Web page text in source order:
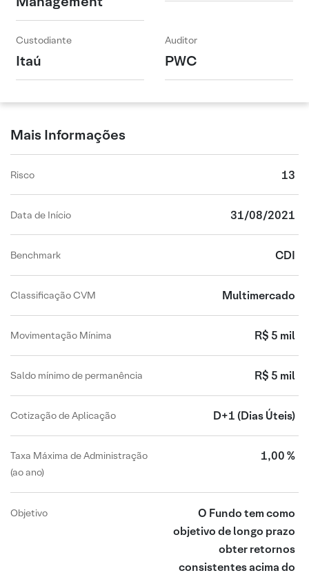
Custodiante
Itaú
Auditor
PWC
Mais Informações
Risco 13
Data de Início 31/08/2021
Benchmark CDI
Classificação CVM Multimercado
Movimentação Mínima R$ 5 mil
Saldo mínimo de permanência R$ 5 mil
Cotização de Aplicação D+1 (Dias Úteis)
Taxa Máxima de Administração
(ao ano)
1,00 %
Objetivo
O Fundo tem como
objetivo de longo prazo
obter retornos
consistentes acima do